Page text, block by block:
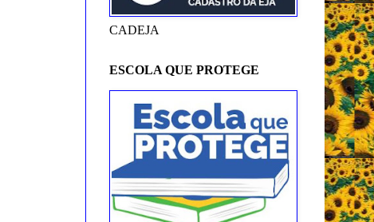
CADEJA
ESCOLA QUE PROTEGE